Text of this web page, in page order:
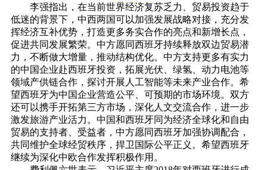
李强指出，在当前世界经济复苏乏力、贸易投资趋于
低迷的背景下，中西两国可以加强发展战略对接，充分发
挥经济互补优势，打造更多务实合作的亮点和新增长点，
促进共同发展繁荣。中方愿同西班牙持续释放双边贸易潜
力，不断做大增量，推动结构优化。中方支持更多有实力
的中国企业赴西班牙投资，拓展光伏、绿氢、动力电池等
领域产供链合作，探讨开展人工智能等未来产业合作。希
望西班牙为中国企业营造公平、可预期的市场环境。双方
还可以携手开拓第三方市场，深化人文交流合作，进一步
激发旅游产业活力。中国和西班牙同为经济全球化和自由
贸易的支持者、受益者，中方愿同西班牙加强协调配合，
共同维护全球经贸秩序，捍卫国际公平正义。希望西班牙
继续为深化中欧合作发挥积极作用。